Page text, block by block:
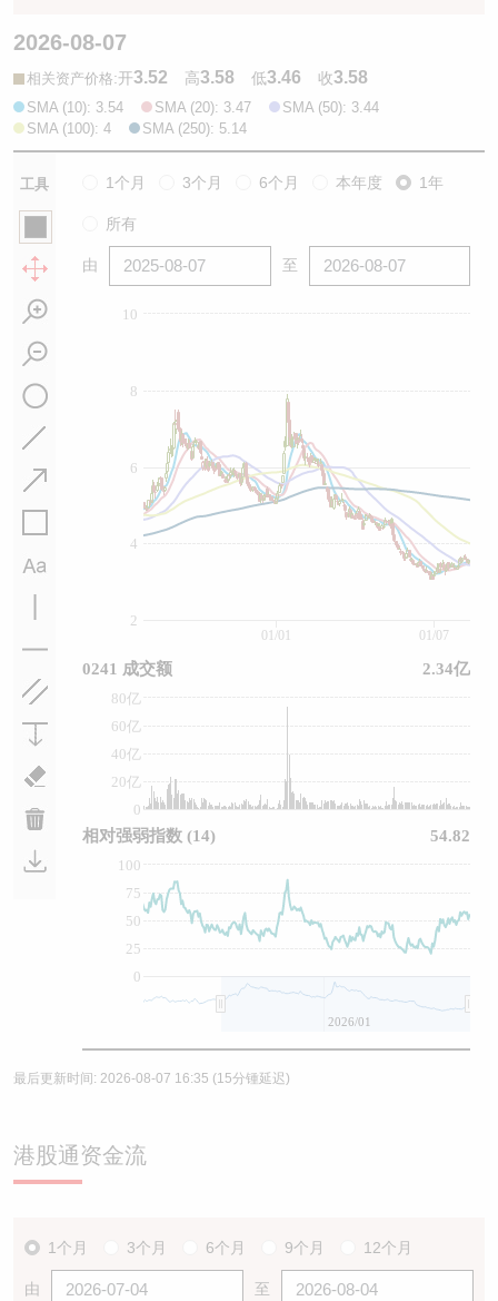
2026-08-07
相关资产价格:开3.52 高3.58 低3.46 收3.58
SMA (10): 3.54 SMA (20): 3.47
SMA (50): 3.44
SMA (100): 4
SMA (250): 5.14
工具 1个月 3个月 6个月 本年度 1年
所有
由 至
6
2
4
8
10
0
20亿
40亿
60亿
80亿
0
25
50
75
100
01/07
01/01
2026/01
0241 成交额 2.34亿
相对强弱指数 (14) 54.82
最后更新时间: 2026-08-07 16:35 (15分锺延迟)
港股通资金流
1个月 3个月 6个月 9个月 12个月
由 至